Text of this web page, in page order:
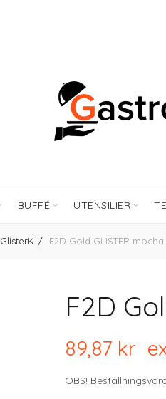
BUFFÉ UTENSILIER
GlisterK F2D Gold GLISTER
F2D
89,87 kr
OBS!